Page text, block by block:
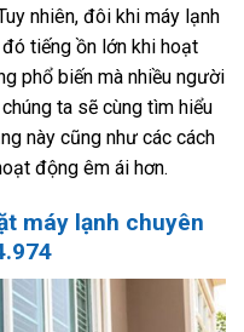
nhiên, đôi khi máy lạnh
tiếng ồn lớn khi hoạt
phổ biến mà nhiều người
ta sẽ cùng tìm hiểu
này cũng như các cách
động êm ái hơn.
máy lạnh chuyên